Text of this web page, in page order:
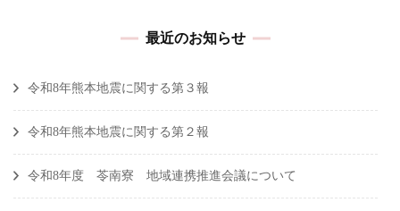
最近のお知らせ
令和8年熊本地震に関する第３報
令和8年熊本地震に関する第２報
令和8年度 苓南寮 地域連携推進会議について